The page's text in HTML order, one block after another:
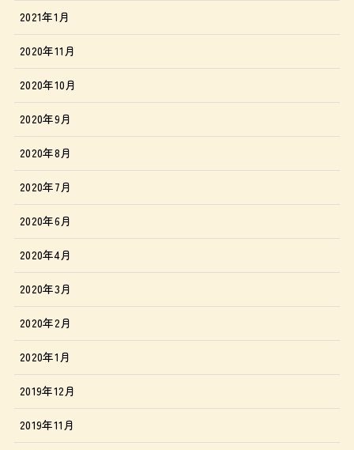
2021年1月
2020年11月
2020年10月
2020年9月
2020年8月
2020年7月
2020年6月
2020年4月
2020年3月
2020年2月
2020年1月
2019年12月
2019年11月